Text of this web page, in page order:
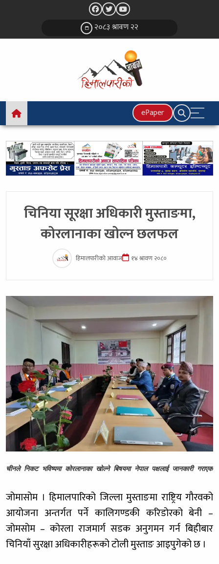
२०८३ श्रावण २२
ePaper
चिनिया सूरक्षा अधिकारी मुस्ताङमा,
कोरलानाका खोल्न छलफल
हिमालपारीको आवाज १४ श्रावण २०८०
चीनले निकट भविष्यमा कोरलानाका खोल्ने बिषयमा नेपाल पक्षलाई जानकारी
जोमासोम । हिमालपारिको जिल्ला मुस्ताङमा राष्ट्रिय गौरवको
आयोजना अन्तर्गत पर्ने कालिगण्डकी करिडोरको बेनी –
जोमसोम – कोरला राजमार्ग सडक अनुगमन गर्न बिहीबार
चिनियाँ सुरक्षा अधिकारीहरूको टोली मुस्ताङ आइपुगेको छ ।